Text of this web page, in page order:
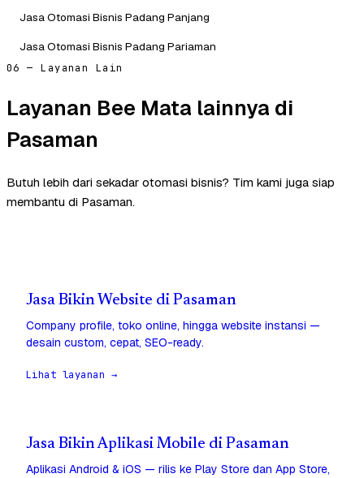
Jasa Otomasi Bisnis Padang Panjang
Jasa Otomasi Bisnis Padang Pariaman
06 — Layanan Lain
Layanan Bee Mata lainnya di
Pasaman
Butuh lebih dari sekadar otomasi bisnis? Tim kami juga siap
membantu di Pasaman.
Jasa Bikin Website di Pasaman
Company profile, toko online, hingga website instansi —
desain custom, cepat, SEO-ready.
Lihat layanan →
Jasa Bikin Aplikasi Mobile di Pasaman
Aplikasi Android & iOS — rilis ke Play Store dan App Store,